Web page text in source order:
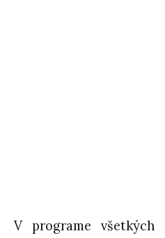
V programe